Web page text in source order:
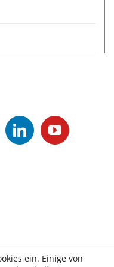
ein. Einige von